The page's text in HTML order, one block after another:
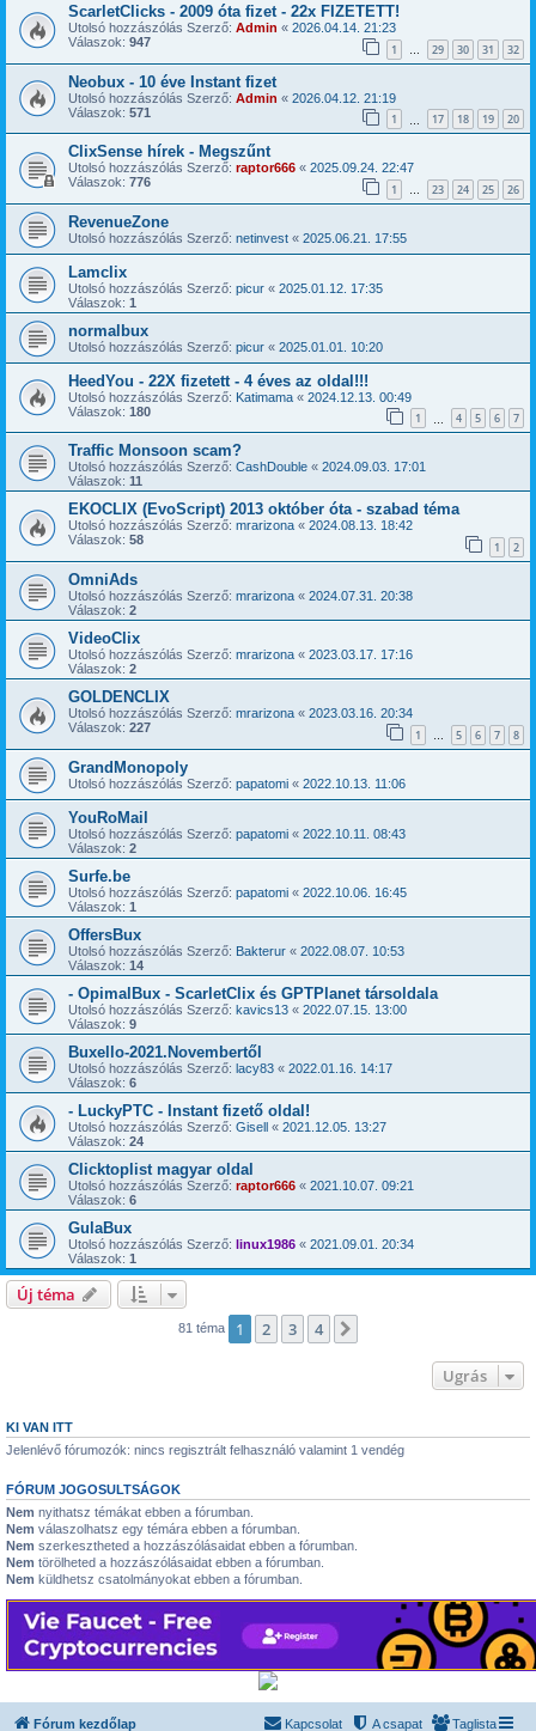
ScarletClicks - 2009 óta fizet - 22x FIZETETT!
Utolsó hozzászólás Szerző: Admin « 2026.04.14. 21:23
Válaszok: 947 1 … 29 30 31 32
Neobux - 10 éve Instant fizet
Utolsó hozzászólás Szerző: Admin « 2026.04.12. 21:19
Válaszok: 571 1 17 18 19 20
ClixSense hírek - Megszűnt
Utolsó hozzászólás Szerző: raptor666 « 2025.09.24. 22:47
Válaszok: 776 1 … 23 24 25 26
RevenueZone
Utolsó hozzászólás Szerző: netinvest « 2025.06.21. 17:55
Lamclix
Utolsó hozzászólás Szerző: picur « 2025.01.12. 17:35
Válaszok: 1
normalbux
Utolsó hozzászólás Szerző: picur « 2025.01.01. 10:20
HeedYou - 22X fizetett - 4 éves az oldal!!!
Utolsó hozzászólás Szerző: Katimama « 2024.12.13. 00:49
Válaszok: 180 1 4 5 6 7
Traffic Monsoon scam?
Utolsó hozzászólás Szerző: CashDouble « 2024.09.03. 17:01
Válaszok: 11
EKOCLIX (EvoScript) 2013 október óta - szabad téma
Utolsó hozzászólás Szerző: mrarizona « 2024.08.13. 18:42
Válaszok: 58 1 2
OmniAds
Utolsó hozzászólás Szerző: mrarizona « 2024.07.31. 20:38
Válaszok: 2
VideoClix
Utolsó hozzászólás Szerző: mrarizona « 2023.03.17. 17:16
Válaszok: 2
GOLDENCLIX
Utolsó hozzászólás Szerző: mrarizona « 2023.03.16. 20:34
Válaszok: 227 1 … 5 6 7 8
GrandMonopoly
Utolsó hozzászólás Szerző: papatomi « 2022.10.13. 11:06
YouRoMail
Utolsó hozzászólás Szerző: papatomi « 2022.10.11. 08:43
Válaszok: 2
Surfe.be
Utolsó hozzászólás Szerző: papatomi « 2022.10.06. 16:45
Válaszok: 1
OffersBux
Utolsó hozzászólás Szerző: Bakterur « 2022.08.07. 10:53
Válaszok: 14
- OpimalBux - ScarletClix és GPTPlanet társoldala
Utolsó hozzászólás Szerző: kavics13 « 2022.07.15. 13:00
Válaszok: 9
Buxello-2021.Novembertől
Utolsó hozzászólás Szerző: lacy83 « 2022.01.16. 14:17
Válaszok: 6
- LuckyPTC - Instant fizető oldal!
Utolsó hozzászólás Szerző: Gisell « 2021.12.05. 13:27
Válaszok: 24
Clicktoplist magyar oldal
Utolsó hozzászólás Szerző: raptor666 « 2021.10.07. 09:21
Válaszok: 6
GulaBux
Utolsó hozzászólás Szerző: linux1986 « 2021.09.01. 20:34
Válaszok: 1
Új téma
81 téma 1 2 3 4
Ugrás
KI VAN ITT
Jelenlévő fórumozók: nincs regisztrált felhasználó valamint 1 vendég
FÓRUM JOGOSULTSÁGOK
Nem nyithatsz témákat ebben a fórumban.
Nem válaszolhatsz egy témára ebben a fórumban.
Nem szerkesztheted a hozzászólásaidat ebben a fórumban.
Nem törölheted a hozzászólásaidat ebben a fórumban.
Nem küldhetsz csatolmányokat ebben a fórumban.
Fórum kezdőlap Taglista
A csapat
Kapcsolat